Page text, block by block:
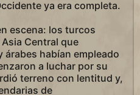
ya era completa.
escena: los turcos
Central que
habían empleado
a luchar por su
terreno con lentitud y,
de